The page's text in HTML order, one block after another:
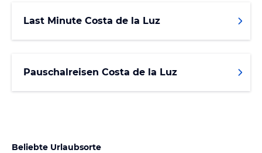
Last Minute Costa de la Luz
Pauschalreisen Costa de la Luz
Beliebte Urlaubsorte